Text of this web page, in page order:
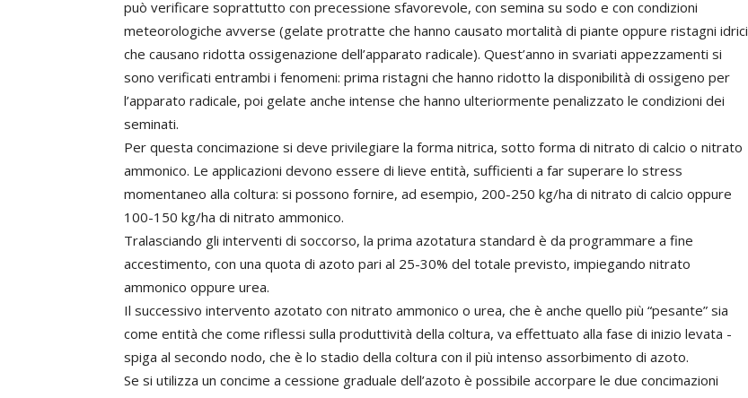
può verificare soprattutto con precessione sfavorevole, con semina su sodo e con condizioni
meteorologiche avverse (gelate protratte che hanno causato mortalità di piante oppure ristagni idrici
che causano ridotta ossigenazione dell’apparato radicale). Quest’anno in svariati appezzamenti si
sono verificati entrambi i fenomeni: prima ristagni che hanno ridotto la disponibilità di ossigeno per
l’apparato radicale, poi gelate anche intense che hanno ulteriormente penalizzato le condizioni dei
seminati.
Per questa concimazione si deve privilegiare la forma nitrica, sotto forma di nitrato di calcio o nitrato
ammonico. Le applicazioni devono essere di lieve entità, sufficienti a far superare lo stress
momentaneo alla coltura: si possono fornire, ad esempio, 200-250 kg/ha di nitrato di calcio oppure
100-150 kg/ha di nitrato ammonico.
Tralasciando gli interventi di soccorso, la prima azotatura standard è da programmare a fine
accestimento, con una quota di azoto pari al 25-30% del totale previsto, impiegando nitrato
ammonico oppure urea.
Il successivo intervento azotato con nitrato ammonico o urea, che è anche quello più “pesante” sia
come entità che come riflessi sulla produttività della coltura, va effettuato alla fase di inizio levata -
spiga al secondo nodo, che è lo stadio della coltura con il più intenso assorbimento di azoto.
Se si utilizza un concime a cessione graduale dell’azoto è possibile accorpare le due concimazioni